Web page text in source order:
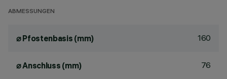
ABMESSUNGEN
⌀ Pfostenbasis (mm) 160
⌀ Anschluss (mm) 76